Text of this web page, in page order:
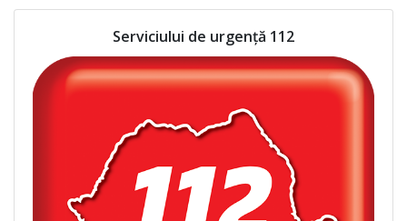
Serviciului de urgență 112